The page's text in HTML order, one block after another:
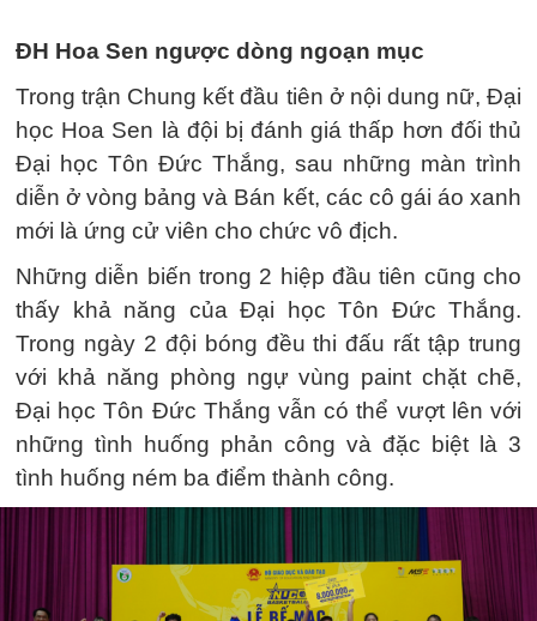
ĐH Hoa Sen ngược dòng ngoạn mục
Trong trận Chung kết đầu tiên ở nội dung nữ, Đại
học Hoa Sen là đội bị đánh giá thấp hơn đối thủ
Đại học Tôn Đức Thắng, sau những màn trình
diễn ở vòng bảng và Bán kết, các cô gái áo xanh
mới là ứng cử viên cho chức vô địch.
Những diễn biến trong 2 hiệp đầu tiên cũng cho
thấy khả năng của Đại học Tôn Đức Thắng.
Trong ngày 2 đội bóng đều thi đấu rất tập trung
với khả năng phòng ngự vùng paint chặt chẽ,
Đại học Tôn Đức Thắng vẫn có thể vượt lên với
những tình huống phản công và đặc biệt là 3
tình huống ném ba điểm thành công.